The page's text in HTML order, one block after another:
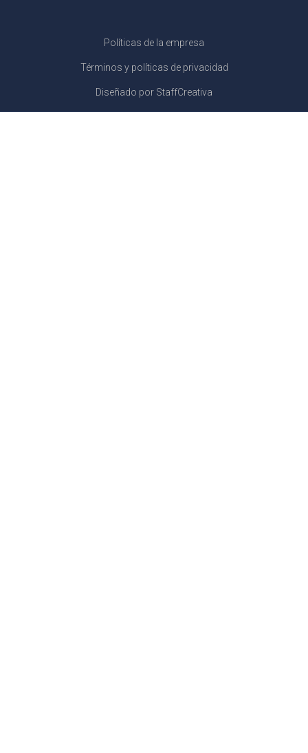
Políticas de la empresa
Términos y políticas de privacidad
Diseñado por StaffCreativa